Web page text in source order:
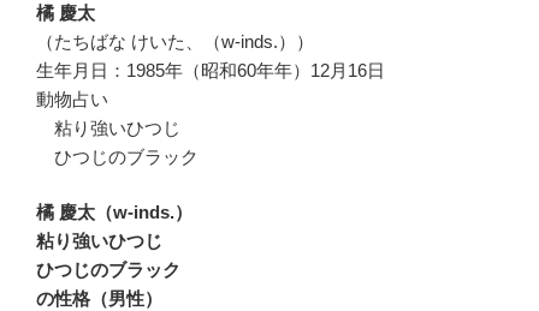
橘 慶太
（たちばな けいた、（w-inds.））
生年月日：1985年（昭和60年年）12月16日
動物占い
粘り強いひつじ
ひつじのブラック
橘 慶太（w-inds.）
粘り強いひつじ
ひつじのブラック
の性格（男性）